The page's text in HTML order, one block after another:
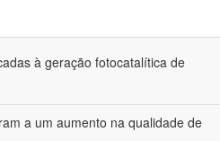
à geração fotocatalítica de
a um aumento na qualidade de